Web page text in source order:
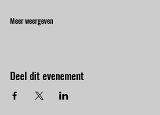
Meer weergeven
Deel dit evenement